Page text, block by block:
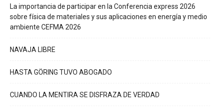
La importancia de participar en la Conferencia express 2026
sobre física de materiales y sus aplicaciones en energía y medio
ambiente CEFMA 2026
NAVAJA LIBRE
HASTA GÖRING TUVO ABOGADO
CUANDO LA MENTIRA SE DISFRAZA DE VERDAD